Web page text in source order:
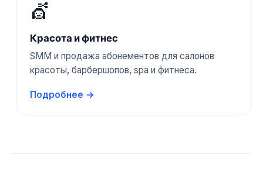
💇
Красота и фитнес
SMM и продажа абонементов для салонов
красоты, барбершопов, spa и фитнеса.
Подробнее →